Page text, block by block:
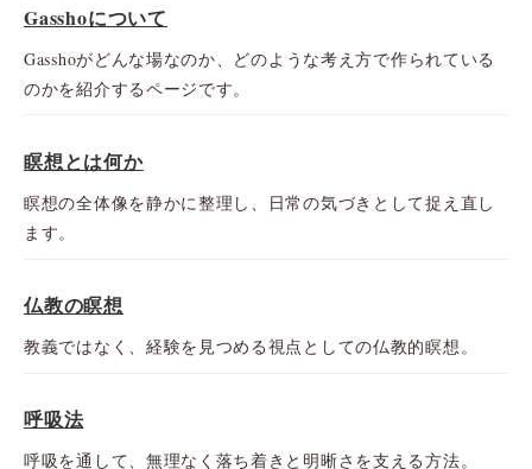
Gasshoについて
Gasshoがどんな場なのか、どのような考え方で作られている
のかを紹介するページです。
瞑想とは何か
瞑想の全体像を静かに整理し、日常の気づきとして捉え直し
ます。
仏教の瞑想
教義ではなく、経験を見つめる視点としての仏教的瞑想。
呼吸法
呼吸を通して、無理なく落ち着きと明晰さを支える方法。